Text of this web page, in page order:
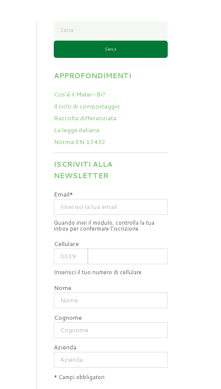
Cerca
APPROFONDIMENTI
Cos’è il Mater-Bi?
Il ciclo di compostaggio
Raccolta differenziata
La legge italiana
Norma EN 13432
ISCRIVITI ALLA
NEWSLETTER
Email*
Quando invii il modulo, controlla la tua
inbox per confermare l'iscrizione
Cellulare
Inserisci il tuo numero di cellulare
Nome
Cognome
Azienda
* Campi obbligatori